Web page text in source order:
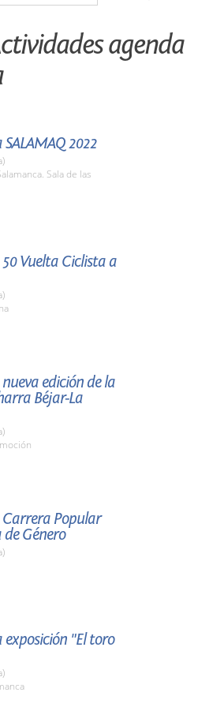
agenda
2022
Sala de las
Vuelta Ciclista a
edición de la
Béjar-La
Carrera Popular
Género
"El toro